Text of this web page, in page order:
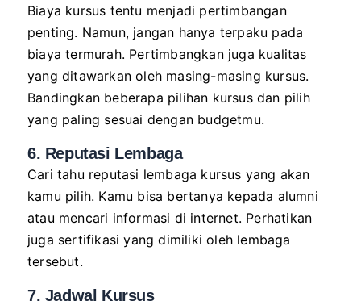
Biaya kursus tentu menjadi pertimbangan
penting. Namun, jangan hanya terpaku pada
biaya termurah. Pertimbangkan juga kualitas
yang ditawarkan oleh masing-masing kursus.
Bandingkan beberapa pilihan kursus dan pilih
yang paling sesuai dengan budgetmu.
6. Reputasi Lembaga
Cari tahu reputasi lembaga kursus yang akan
kamu pilih. Kamu bisa bertanya kepada alumni
atau mencari informasi di internet. Perhatikan
juga sertifikasi yang dimiliki oleh lembaga
tersebut.
7. Jadwal Kursus